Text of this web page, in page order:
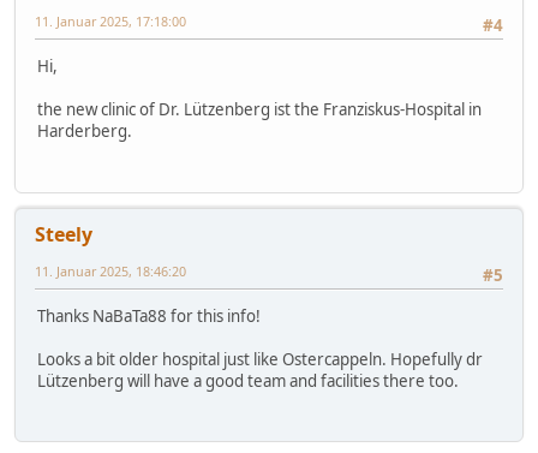
#4
11. Januar 2025, 17:18:00
Hi,
the new clinic of Dr. Lützenberg ist the Franziskus-Hospital in
Harderberg.
Steely
#5
11. Januar 2025, 18:46:20
Thanks NaBaTa88 for this info!
Looks a bit older hospital just like Ostercappeln. Hopefully dr
Lützenberg will have a good team and facilities there too.